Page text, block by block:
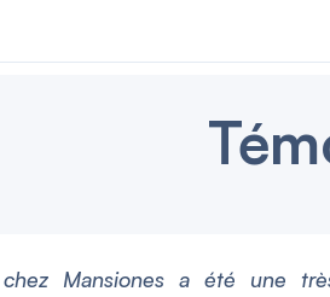
Mansiones a été une